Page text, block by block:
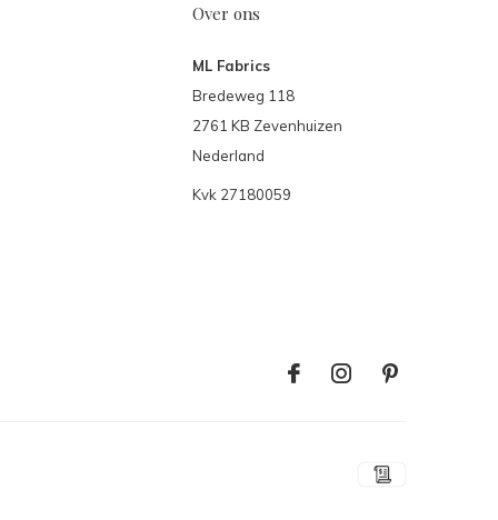
Over ons
ML Fabrics
Bredeweg 118
2761 KB Zevenhuizen
Nederland
Kvk 27180059